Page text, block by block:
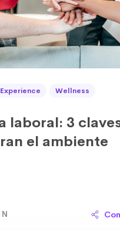
Wellness
laboral: 3
el ambiente